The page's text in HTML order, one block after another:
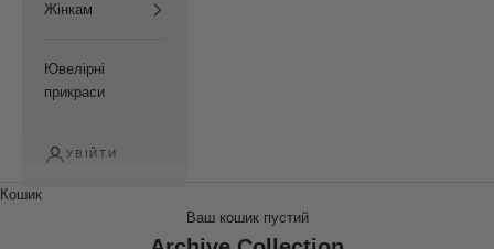
Жінкам
Ювелірні
прикраси
УВІЙТИ
Кошик
Ваш кошик пустий